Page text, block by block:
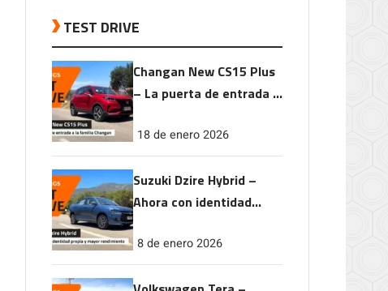
TEST DRIVE
Changan New CS15 Plus
– La puerta de entrada a
18 de enero 2026
Suzuki Dzire Hybrid –
Ahora con identidad
rendimiento
8 de enero 2026